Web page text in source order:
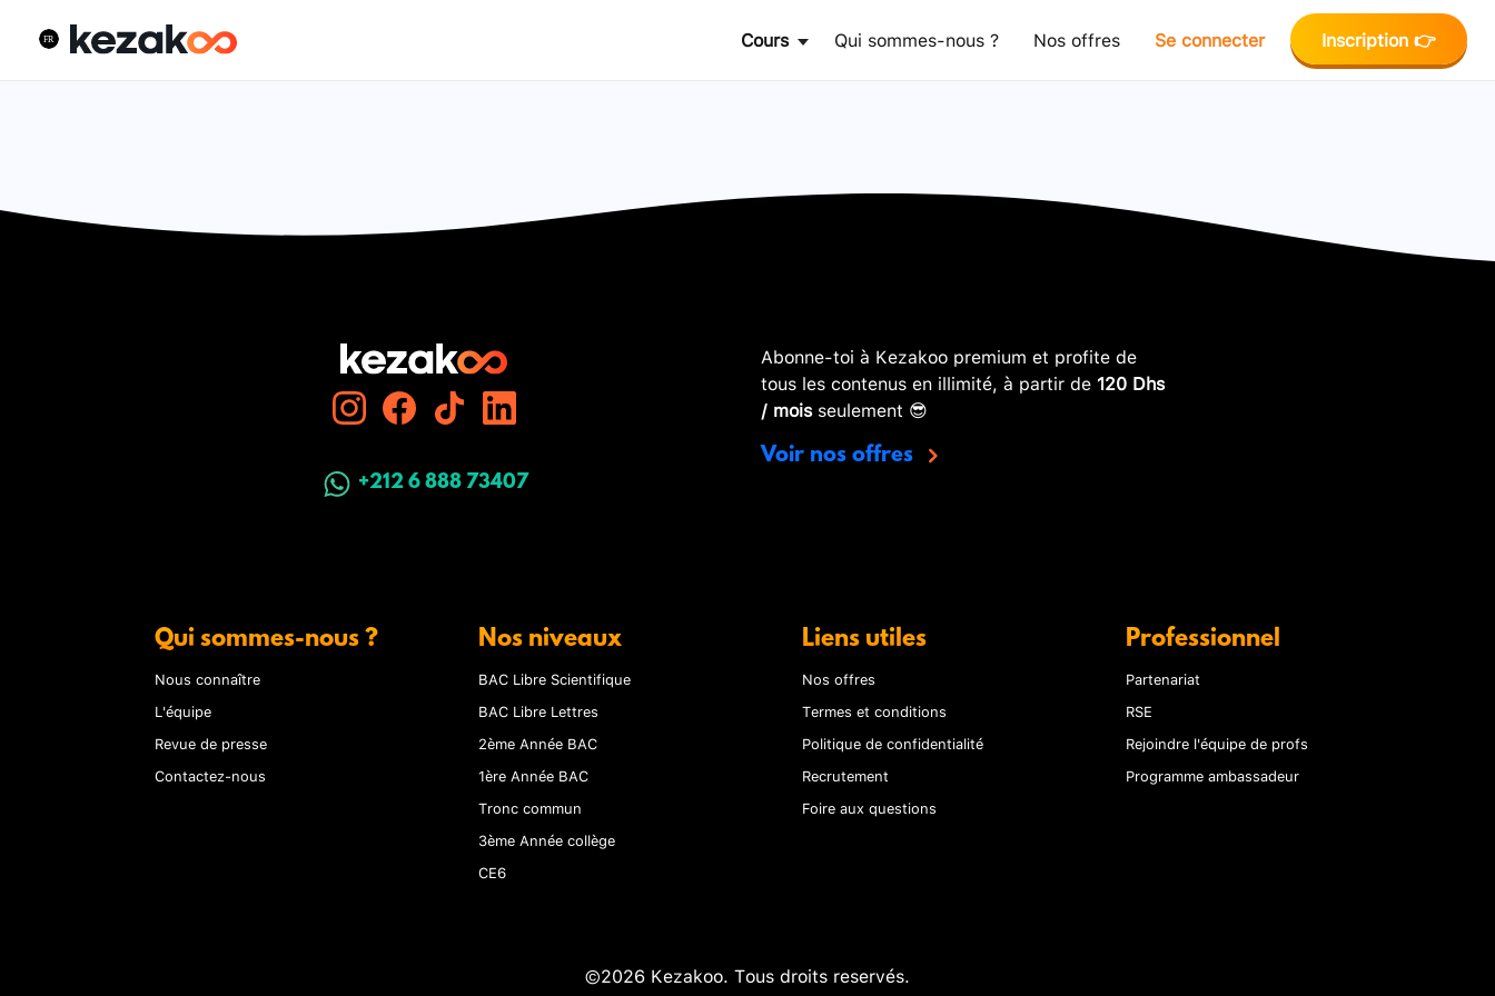
Cours Qui sommes-nous ? Nos offres Se connecter Inscription 👉
+212 6 888 73407
Abonne-toi à Kezakoo premium et profite de
tous les contenus en illimité, à partir de 120 Dhs
/ moisseulement 😎
Voir nos offres
Qui sommes-nous ?
Nous connaître
L'équipe
Revue de presse
Contactez-nous
Nos niveaux
BAC Libre Scientifique
BAC Libre Lettres
2ème Année BAC
1ère Année BAC
Tronc commun
3ème Année collège
CE6
Liens utiles
Nos offres
Termes et conditions
Politique de confidentialité
Recrutement
Foire aux questions
Professionnel
Partenariat
RSE
Rejoindre l'équipe de profs
Programme ambassadeur
©2026 Kezakoo. Tous droits reservés.